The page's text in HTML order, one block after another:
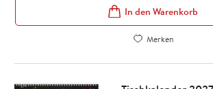
In den Warenkorb
Merken